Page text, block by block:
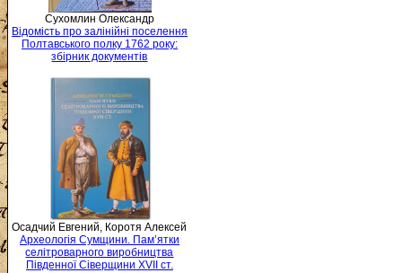
Сухомлин Олександр
Відомість про залінійні поселення
Полтавського полку 1762 року:
збірник документів
Осадчий Евгений, Коротя Алексей
Археологія Сумщини. Пам’ятки
селітроварного виробництва
Південної Сіверщини XVII ст.